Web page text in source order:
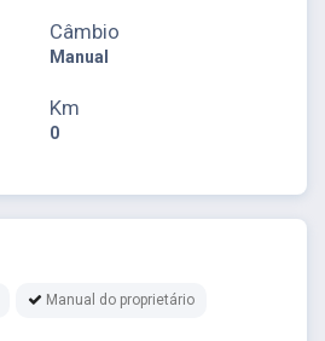
Câmbio
Manual
Km
0
Manual do proprietário